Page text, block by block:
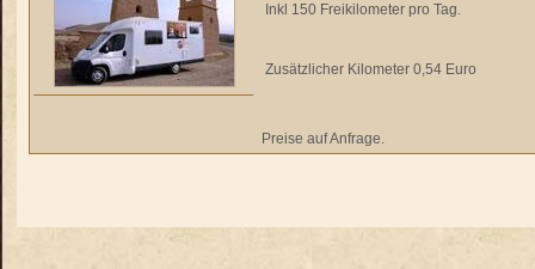
Inkl 150 Freikilometer pro Tag.
Zusätzlicher Kilometer 0,54 Euro
Preise auf Anfrage.